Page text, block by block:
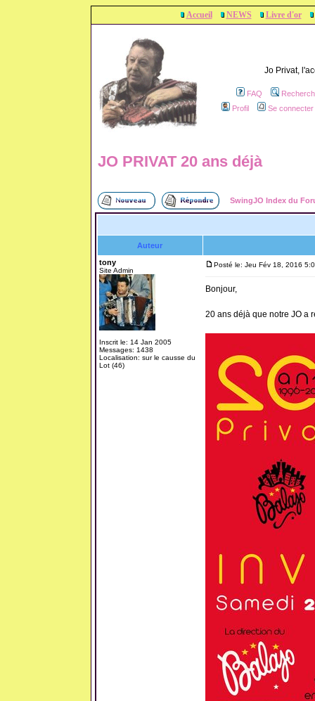
Accueil NEWS Livre d'or
Jo Privat,
FAQ
Profil
Se
JO PRIVAT 20 ans déjà
SwingJO Index du
Auteur
tony
Site Admin
Inscrit le: 14 Jan 2005
Messages: 1438
Localisation: sur le causse du
Lot (46)
Posté le: Jeu Fév 18, 2016
Bonjour,
20 ans déjà que notre JO a